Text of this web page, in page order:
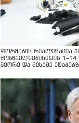
ფორმების რეალიზაცია
მოსწავლეებისთვის
მეორე და მესამე